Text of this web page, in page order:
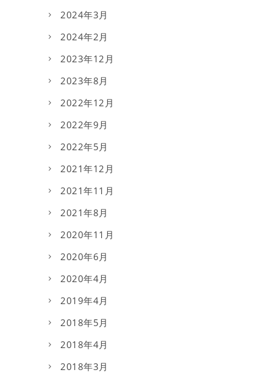
2024年3月
2024年2月
2023年12月
2023年8月
2022年12月
2022年9月
2022年5月
2021年12月
2021年11月
2021年8月
2020年11月
2020年6月
2020年4月
2019年4月
2018年5月
2018年4月
2018年3月